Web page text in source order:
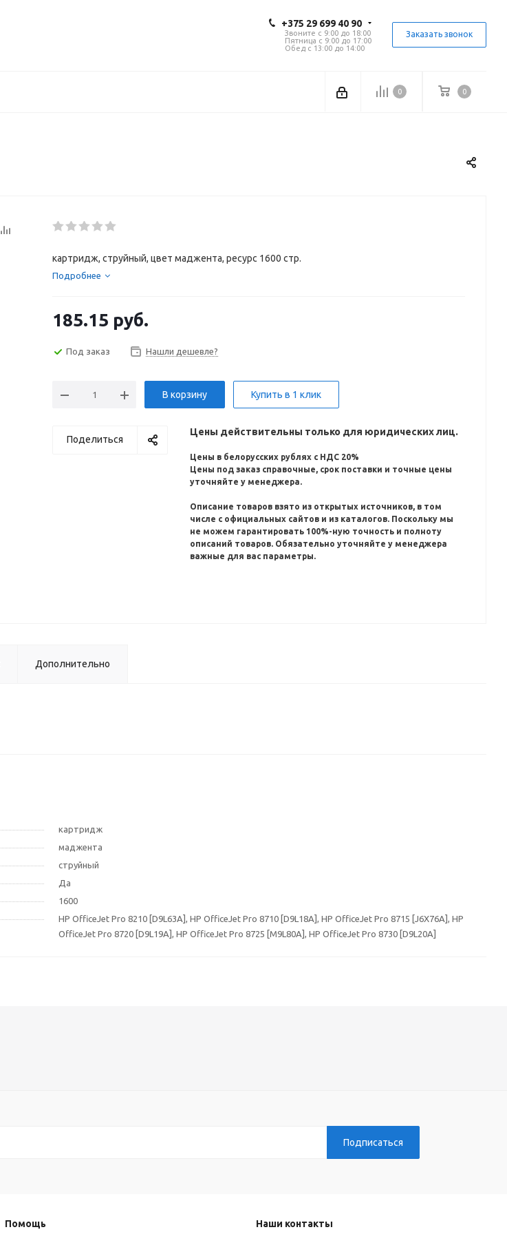
+375 29 699 40 90
Звоните с 9:00 до 18:00
Пятница с 9:00 до 17:00
Обед с 13:00 до 14:00
Заказать звонок
0 0
картридж, струйный, цвет маджента, ресурс 1600 стр.
Подробнее
185.15 руб.
Под заказ Нашли дешевле?
В корзину Купить в 1 клик
Поделиться
Цены действительны только для юридических лиц.
Цены в белорусских рублях с НДС 20%
Цены под заказ справочные, срок поставки и точные цены
уточняйте у менеджера.
Описание товаров взято из открытых источников, в том
числе с официальных сайтов и из каталогов. Поскольку мы
не можем гарантировать 100%-ную точность и полноту
описаний товаров. Обязательно уточняйте у менеджера
важные для вас параметры.
Дополнительно
картридж
маджента
струйный
Да
1600
HP OfficeJet Pro 8210 [D9L63A], HP OfficeJet Pro 8710 [D9L18A], HP OfficeJet Pro 8715 [J6X76A], HP
OfficeJet Pro 8720 [D9L19A], HP OfficeJet Pro 8725 [M9L80A], HP OfficeJet Pro 8730 [D9L20A]
Помощь Наши контакты